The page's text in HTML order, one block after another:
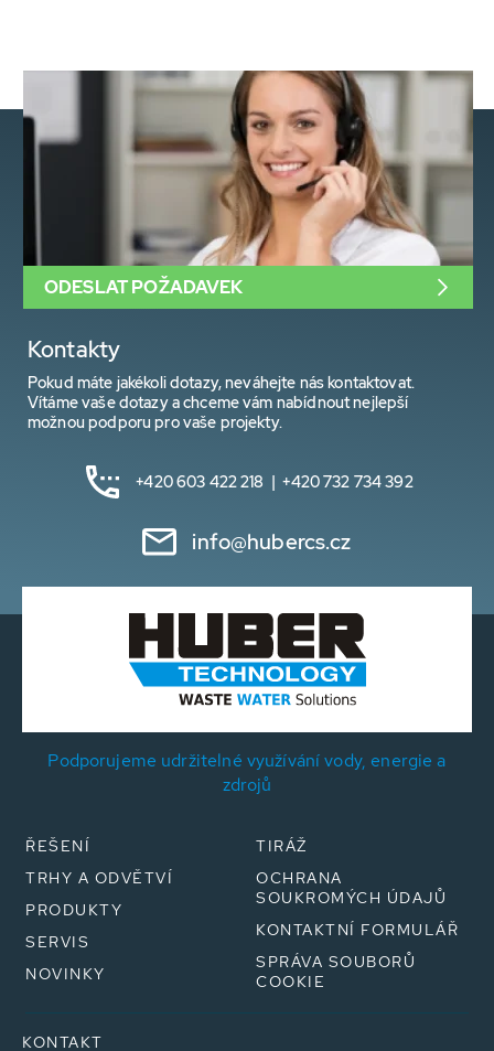
Kontakty
Pokud máte jakékoli dotazy, neváhejte nás kontaktovat.
Vítáme vaše dotazy a chceme vám nabídnout nejlepší
možnou podporu pro vaše projekty.
+420 603 422 218 | +420 732 734 392
info@hubercs.cz
ODESLAT POŽADAVEK
Podporujeme udržitelné využívání vody, energie a
zdrojů
ŘEŠENÍ
TRHY A ODVĚTVÍ
PRODUKTY
SERVIS
NOVINKY
TIRÁŽ
OCHRANA
SOUKROMÝCH ÚDAJŮ
KONTAKTNÍ FORMULÁŘ
SPRÁVA SOUBORŮ
COOKIE
KONTAKT